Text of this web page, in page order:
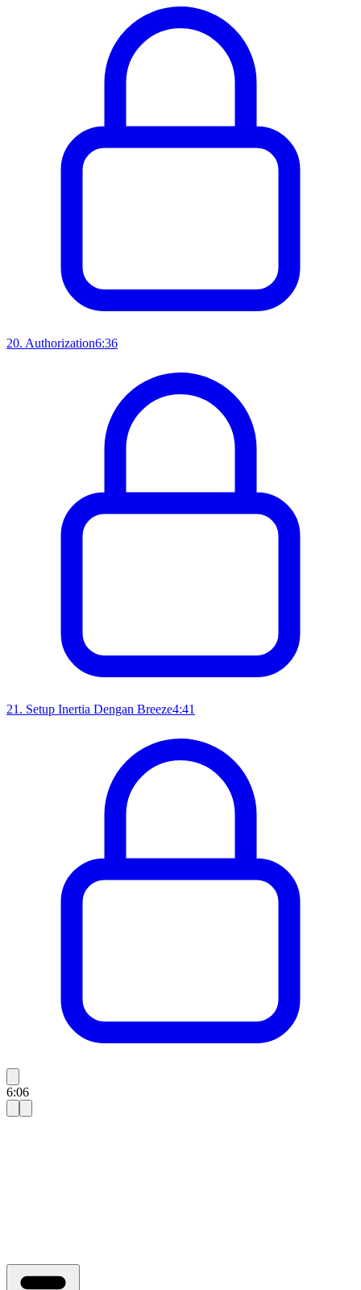
20. Authorization6:36
21 . Setup Inertia Dengan Breeze4:41
6:06